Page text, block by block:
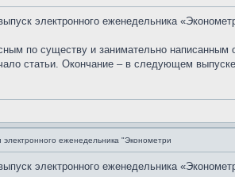
электронного еженедельника
по существу и занимательно
статьи. Окончание – в следующем
еженедельника "Эконометри
электронного еженедельника